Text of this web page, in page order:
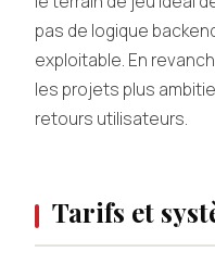
pas de logique
exploitable. En
les projets plus
retours utilisateurs.
Tarifs et